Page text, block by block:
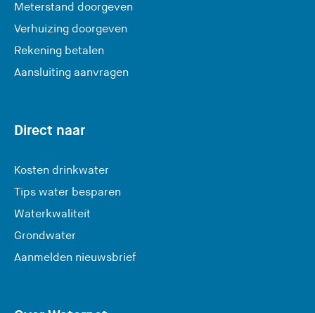
Meterstand doorgeven
Verhuizing doorgeven
Rekening betalen
Aansluiting aanvragen
Direct naar
Kosten drinkwater
Tips water besparen
Waterkwaliteit
Grondwater
Aanmelden nieuwsbrief(